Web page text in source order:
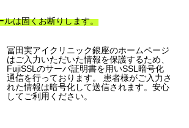
ルは固くお断りします。
冨田実アイクリニック銀座のホームページ
はご入力いただいた情報を保護するため、
FujiSSLのサーバ証明書を用いSSL暗号化
通信を行っております。 患者様がご入力さ
れた情報は暗号化して送信されます。安心
してご利用ください。